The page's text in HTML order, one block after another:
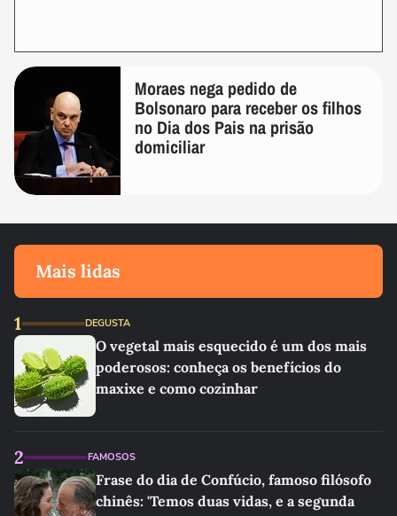
Moraes nega pedido de
Bolsonaro para receber os filhos
no Dia dos Pais na prisão
domiciliar
Mais lidas
1 DEGUSTA
O vegetal mais esquecido é um dos mais
poderosos: conheça os benefícios do
maxixe e como cozinhar
2 FAMOSOS
Frase do dia de Confúcio, famoso filósofo
chinês: 'Temos duas vidas, e a segunda